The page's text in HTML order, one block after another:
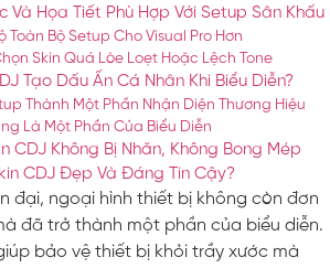
Và Họa Tiết Phù Hợp Với Setup Sân Khấu
Toàn Bộ Setup Cho Visual Pro Hơn
Skin Quá Lòe Loẹt Hoặc Lệch Tone
Tạo Dấu Ấn Cá Nhân Khi Biểu Diễn?
Thành Một Phần Nhận Diện Thương Hiệu
Là Một Phần Của Biểu Diễn
CDJ Không Bị Nhăn, Không Bong Mép
CDJ Đẹp Và Đáng Tin Cậy?
đại, ngoại hình thiết bị không còn đơn
đã trở thành một phần của biểu diễn.
bảo vệ thiết bị khỏi trầy xước mà